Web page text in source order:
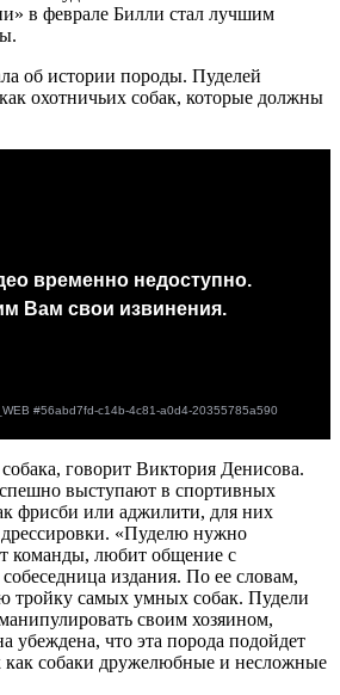
в феврале Билли стал лучшим
об истории породы. Пуделей
охотничьих собак, которые должны
говорит Виктория Денисова.
выступают в спортивных
фрисби или аджилити, для них
«Пуделю нужно
команды, любит общение с
издания. По ее словам,
тройку самых умных собак. Пудели
своим хозяином,
убеждена, что эта порода подойдет
как собаки дружелюбные и несложные